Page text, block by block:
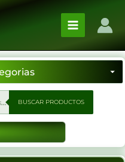
BUSCAR PRODUCTOS